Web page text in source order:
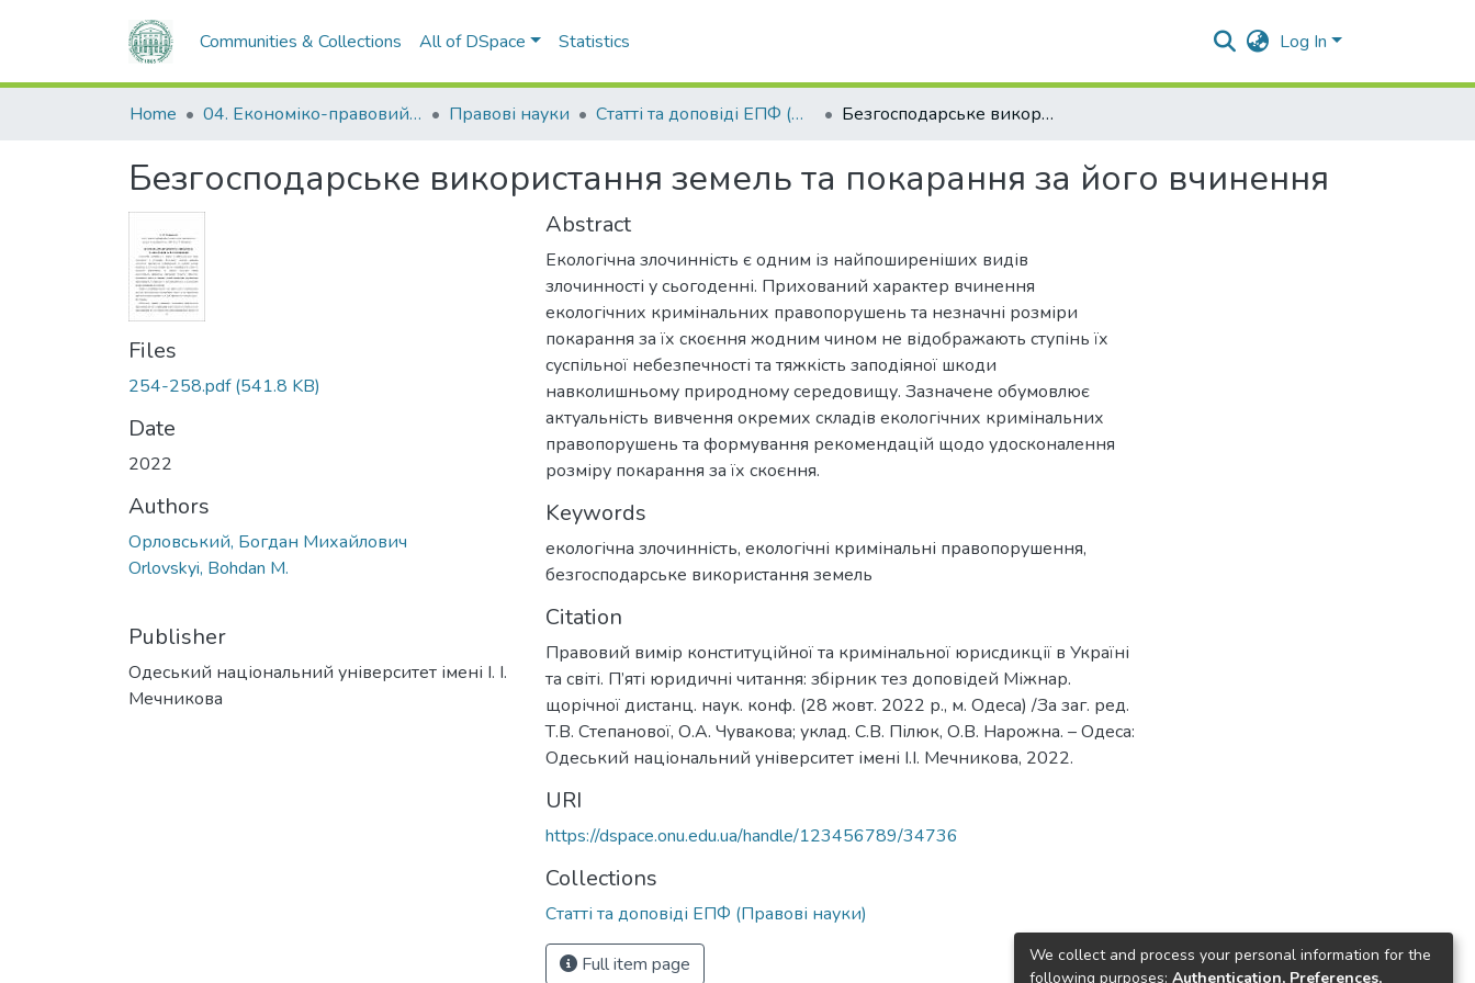
Communities & Collections All of DSpace Statistics Log In
Home 04. Економіко-правовий факультет Правові науки Статті та доповіді ЕПФ (Правові науки) Безгосподарське використання земель та покарання за його вчинення
Безгосподарське використання земель та покарання за його вчинення
Files
254-258.pdf(541.8 KB)
Date
2022
Authors
Орловський, Богдан Михайлович
Orlovskyi, Bohdan M.
Publisher
Одеський національний університет імені І. І.
Мечникова
Abstract
Екологічна злочинність є одним із найпоширеніших видів
злочинності у сьогоденні. Прихований характер вчинення
екологічних кримінальних правопорушень та незначні розміри
покарання за їх скоєння жодним чином не відображають ступінь їх
суспільної небезпечності та тяжкість заподіяної шкоди
навколишньому природному середовищу. Зазначене обумовлює
актуальність вивчення окремих складів екологічних кримінальних
правопорушень та формування рекомендацій щодо удосконалення
розміру покарання за їх скоєння.
Keywords
екологічна злочинність, екологічні кримінальні правопорушення,
безгосподарське використання земель
Citation
Правовий вимір конституційної та кримінальної юрисдикції в Україні
та світі. П’яті юридичні читання: збірник тез доповідей Міжнар.
щорічної дистанц. наук. конф. (28 жовт. 2022 р., м. Одеса) /За заг. ред.
Т.В. Степанової, О.А. Чувакова; уклад. С.В. Пілюк, О.В. Нарожна. – Одеса:
Одеський національний університет імені І.І. Мечникова, 2022.
URI
https://dspace.onu.edu.ua/handle/123456789/34736
Collections
Статті та доповіді ЕПФ (Правові науки)
Full item page
We collect and process your personal information for the
following purposes: Authentication, Preferences,